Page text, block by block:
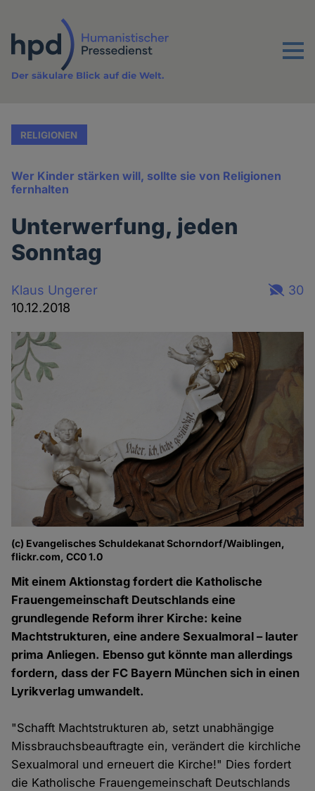
Inhalt
Menu
Der säkulare Blick auf die Welt.
RELIGIONEN
Wer Kinder stärken will, sollte sie von Religionen
fernhalten
Unterwerfung, jeden
Sonntag
Klaus Ungerer
10.12.2018
30
(c) Evangelisches Schuldekanat Schorndorf/Waiblingen,
flickr.com, CC0 1.0
Mit einem Aktionstag fordert die Katholische
Frauengemeinschaft Deutschlands eine
grundlegende Reform ihrer Kirche: keine
Machtstrukturen, eine andere Sexualmoral – lauter
prima Anliegen. Ebenso gut könnte man allerdings
fordern, dass der FC Bayern München sich in einen
Lyrikverlag umwandelt.
"Schafft Machtstrukturen ab, setzt unabhängige
Missbrauchsbeauftragte ein, verändert die kirchliche
Sexualmoral und erneuert die Kirche!" Dies fordert
die Katholische Frauengemeinschaft Deutschlands